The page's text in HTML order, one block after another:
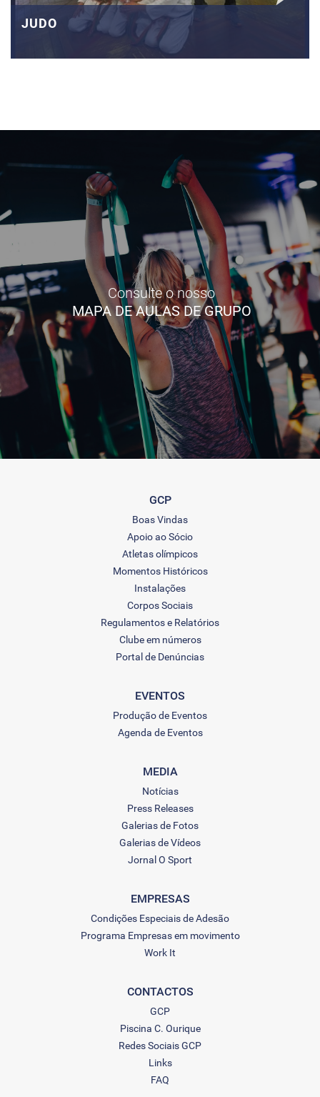
JUDO
Consulte o nosso
MAPA DE AULAS DE GRUPO
GCP
Boas Vindas
Apoio ao Sócio
Atletas olímpicos
Momentos Históricos
Instalações
Corpos Sociais
Regulamentos e Relatórios
Clube em números
Portal de Denúncias
EVENTOS
Produção de Eventos
Agenda de Eventos
MEDIA
Notícias
Press Releases
Galerias de Fotos
Galerias de Vídeos
Jornal O Sport
EMPRESAS
Condições Especiais de Adesão
Programa Empresas em movimento
Work It
CONTACTOS
GCP
Piscina C. Ourique
Redes Sociais GCP
Links
FAQ